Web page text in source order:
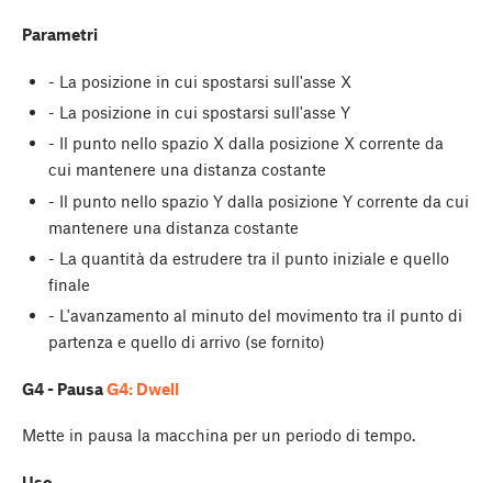
Parametri
- La posizione in cui spostarsi sull'asse X
- La posizione in cui spostarsi sull'asse Y
- Il punto nello spazio X dalla posizione X corrente da
cui mantenere una distanza costante
- Il punto nello spazio Y dalla posizione Y corrente da cui
mantenere una distanza costante
- La quantità da estrudere tra il punto iniziale e quello
finale
- L'avanzamento al minuto del movimento tra il punto di
partenza e quello di arrivo (se fornito)
G4 - PausaG4: Dwell
Mette in pausa la macchina per un periodo di tempo.